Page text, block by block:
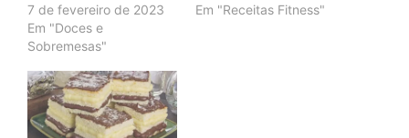
7 de fevereiro de 2023
Em "Doces e
Sobremesas"
Em "Receitas Fitness"